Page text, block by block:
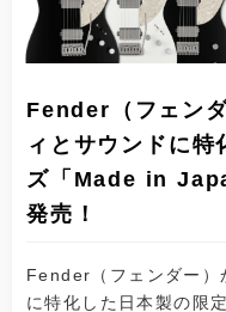
Fender（フェン
ィとサウンドに特
ズ「Made in
発売！
Fender（フェンダー）
に特化した日本製の限